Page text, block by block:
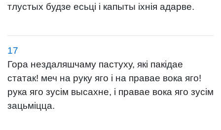
тлустых будзе есьці і капыты іхнія адарве.
17
Гора нездаляшчаму пастуху, які пакідае
статак! меч на руку яго і на правае вока яго!
рука яго зусім высахне, і правае вока яго зусім
зацьміцца.